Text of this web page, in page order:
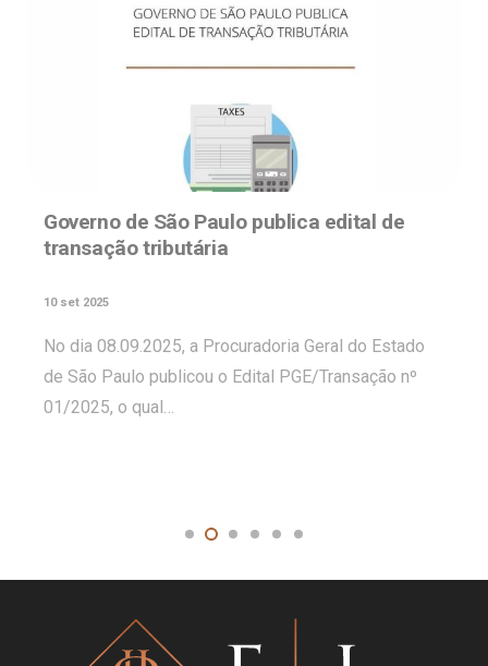
Governo de São Paulo publica edital de
transação tributária
10 set 2025
No dia 08.09.2025, a Procuradoria Geral do Estado
de São Paulo publicou o Edital PGE/Transação nº
01/2025, o qual…